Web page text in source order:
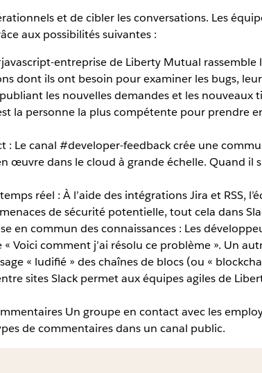
et de cibler les conversations. Les
aux possibilités suivantes :
entreprise de Liberty Mutual
dont ils ont besoin pour examiner les bugs,
les nouvelles demandes et les
la personne la plus compétente pour prendre
: Le canal #developer-feedback crée une
œuvre dans le cloud à grande échelle. Quand
réel : À l’aide des intégrations Jira et RSS,
de sécurité potentielle, tout cela dans
en commun des connaissances : Les
Voici comment j’ai résolu ce problème ». Un
« ludifié » des chaînes de blocs (ou «
sites Slack permet aux équipes agiles de
Un groupe en contact avec les
de commentaires dans un canal public.